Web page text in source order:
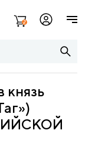
2
князь